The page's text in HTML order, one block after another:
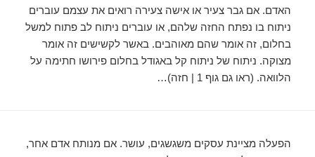
האדם. אם גבר צעיר או אישה צעירה רואים את עצמם עוברים
ניתוח בו נפתח החזה שלהם, או עוברים ניתוח לב פתוח למשל
בחלום, זה אומר שהם מאוהבים. באשר לקשישים זה אומר
מצוקה. ניתוח של ניתוח קל באגודל בחלום פירושו חתימה על
הלוואה. (ראו גם גוף 1 | חזה)…
הפעלה מציינת עסקים משגשגים, עושר. אם מנותח אדם אחר,